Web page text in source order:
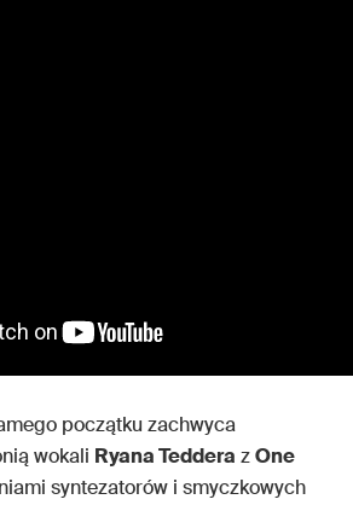
początku zachwyca
wokali Ryana Teddera zOne
syntezatorów i smyczkowych